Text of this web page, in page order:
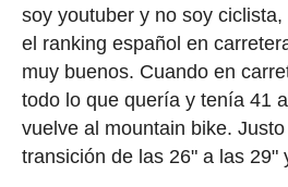
soy youtuber y no soy
el ranking español en
muy buenos. Cuando en
todo lo que quería y tenía 41
vuelve al mountain bike.
transición de las 26" a las 29"